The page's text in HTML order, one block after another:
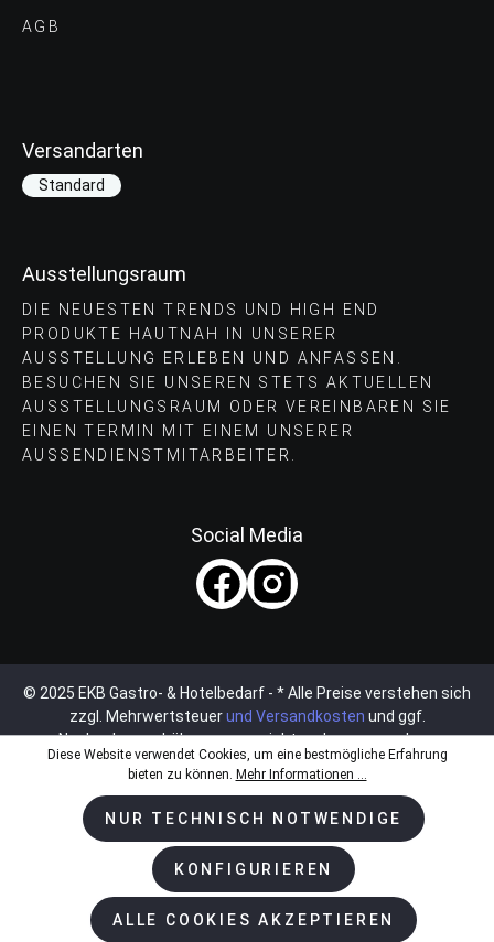
AGB
Versandarten
Standard
Ausstellungsraum
DIE NEUESTEN TRENDS UND HIGH END
PRODUKTE HAUTNAH IN UNSERER
AUSSTELLUNG ERLEBEN UND ANFASSEN.
BESUCHEN SIE UNSEREN STETS AKTUELLEN
AUSSTELLUNGSRAUM ODER VEREINBAREN SIE
EINEN TERMIN MIT EINEM UNSERER
AUSSENDIENSTMITARBEITER.
Social Media
© 2025 EKB Gastro- & Hotelbedarf - * Alle Preise verstehen sich
zzgl. Mehrwertsteuerund Versandkosten und ggf.
Nachnahmegebühren, wenn nicht anders angegeben.
Diese Website verwendet Cookies, um eine bestmögliche Erfahrung
bieten zu können. Mehr Informationen ...
NUR TECHNISCH NOTWENDIGE
KONFIGURIEREN
ALLE COOKIES AKZEPTIEREN